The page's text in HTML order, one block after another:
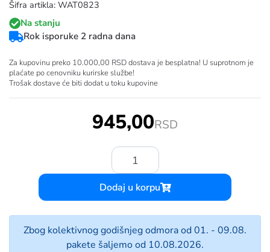
Šifra artikla: WAT0823
Na stanju
Rok isporuke 2 radna dana
Za kupovinu preko 10.000,00 RSD dostava je besplatna! U suprotnom je
plaćate po cenovniku kurirske službe!
Trošak dostave će biti dodat u toku kupovine
945,00RSD
Količina:
Dodaj u korpu
Zbog kolektivnog godišnjeg odmora od 01. - 09.08.
pakete šaljemo od 10.08.2026.